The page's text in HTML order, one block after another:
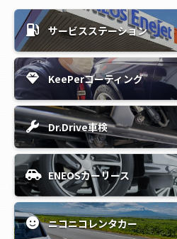
サービスステーション
KeePerコーティング
Dr.Drive車検
ENEOSカーリース
ニコニコレンタカー